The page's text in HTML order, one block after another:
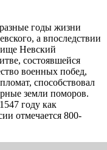
годы жизни
а впоследствии
Невский
состоявшейся
военных побед,
способствовал
земли поморов.
году как
отмечается 800-